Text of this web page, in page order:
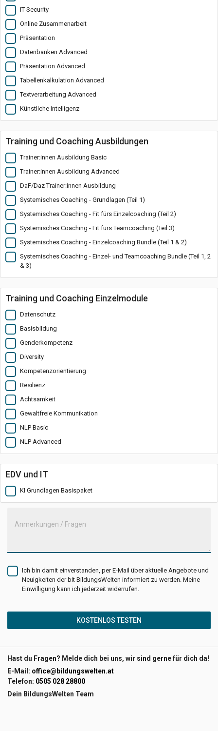
IT Security
Online Zusammenarbeit
Präsentation
Datenbanken Advanced
Präsentation Advanced
Tabellenkalkulation Advanced
Textverarbeitung Advanced
Künstliche Intelligenz
Training und Coaching Ausbildungen
Trainer:innen Ausbildung Basic
Trainer:innen Ausbildung Advanced
DaF/Daz Trainer:innen Ausbildung
Systemisches Coaching - Grundlagen (Teil 1)
Systemisches Coaching - Fit fürs Einzelcoaching (Teil 2)
Systemisches Coaching - Fit fürs Teamcoaching (Teil 3)
Systemisches Coaching - Einzelcoaching Bundle (Teil 1 & 2)
Systemisches Coaching - Einzel- und Teamcoaching Bundle (Teil 1, 2
& 3)
Training und Coaching Einzelmodule
Datenschutz
Basisbildung
Genderkompetenz
Diversity
Kompetenzorientierung
Resilienz
Achtsamkeit
Gewaltfreie Kommunikation
NLP Basic
NLP Advanced
EDV und IT
KI Grundlagen Basispaket
Anmerkungen / Fragen
Ich bin damit einverstanden, per E-Mail über aktuelle Angebote und
Neuigkeiten der bit BildungsWelten informiert zu werden. Meine
Einwilligung kann ich jederzeit widerrufen.
KOSTENLOS TESTEN
Hast du Fragen? Melde dich bei uns, wir sind gerne für dich da!
E-Mail: office@bildungswelten.at
Telefon: 0505 028 28800
Dein BildungsWelten Team